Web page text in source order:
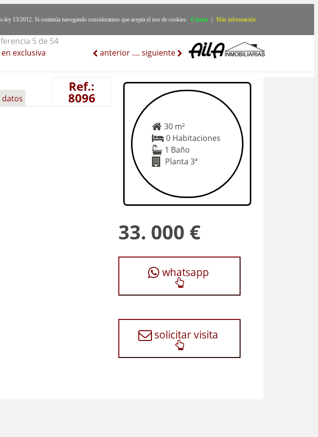
13/2012. Si continúa navegando consideramos que acepta el uso de cookies. Cerrar Más información
5 de 54
exclusiva
anterior .... siguiente
datos
Ref.:
8096
30 m²
0 Habitaciones
1 Baño
Planta 3ª
33. 000 €
whatsapp
solicitar visita